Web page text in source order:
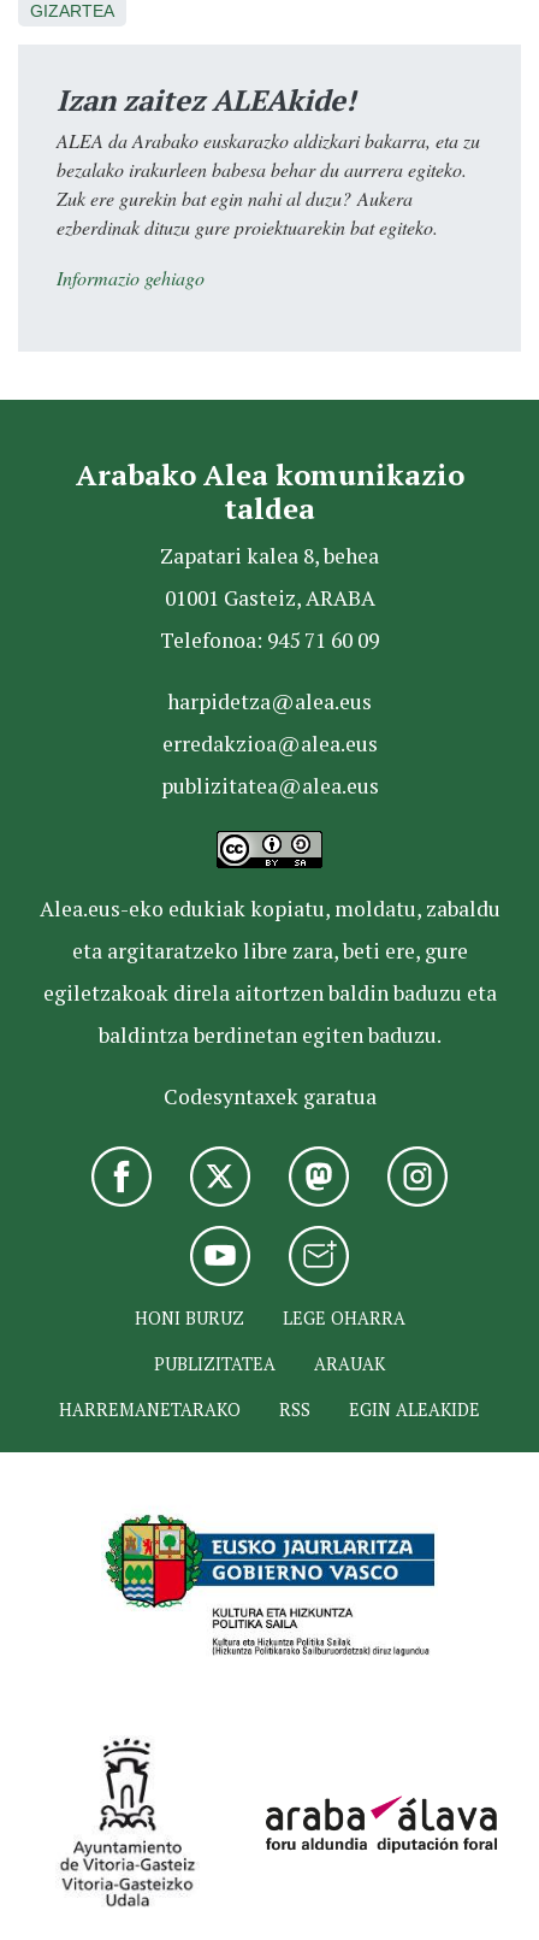
GIZARTEA
Izan zaitez ALEAkide!
ALEA da Arabako euskarazko aldizkari bakarra, eta zu
bezalako irakurleen babesa behar du aurrera egiteko.
Zuk ere gurekin bat egin nahi al duzu? Aukera
ezberdinak dituzu gure proiektuarekin bat egiteko.
Informazio gehiago
Arabako Alea komunikazio
taldea
Zapatari kalea 8, behea
01001 Gasteiz, ARABA
Telefonoa: 945 71 60 09
harpidetza@alea.eus
erredakzioa@alea.eus
publizitatea@alea.eus
Alea.eus-eko edukiak kopiatu, moldatu, zabaldu
eta argitaratzeko libre zara, beti ere, gure
egiletzakoak direla aitortzen baldin baduzu eta
baldintza berdinetan egiten baduzu.
Codesyntaxek garatua
HONI BURUZ
LEGE OHARRA
PUBLIZITATEA
ARAUAK
HARREMANETARAKO
RSS EGIN ALEAKIDE